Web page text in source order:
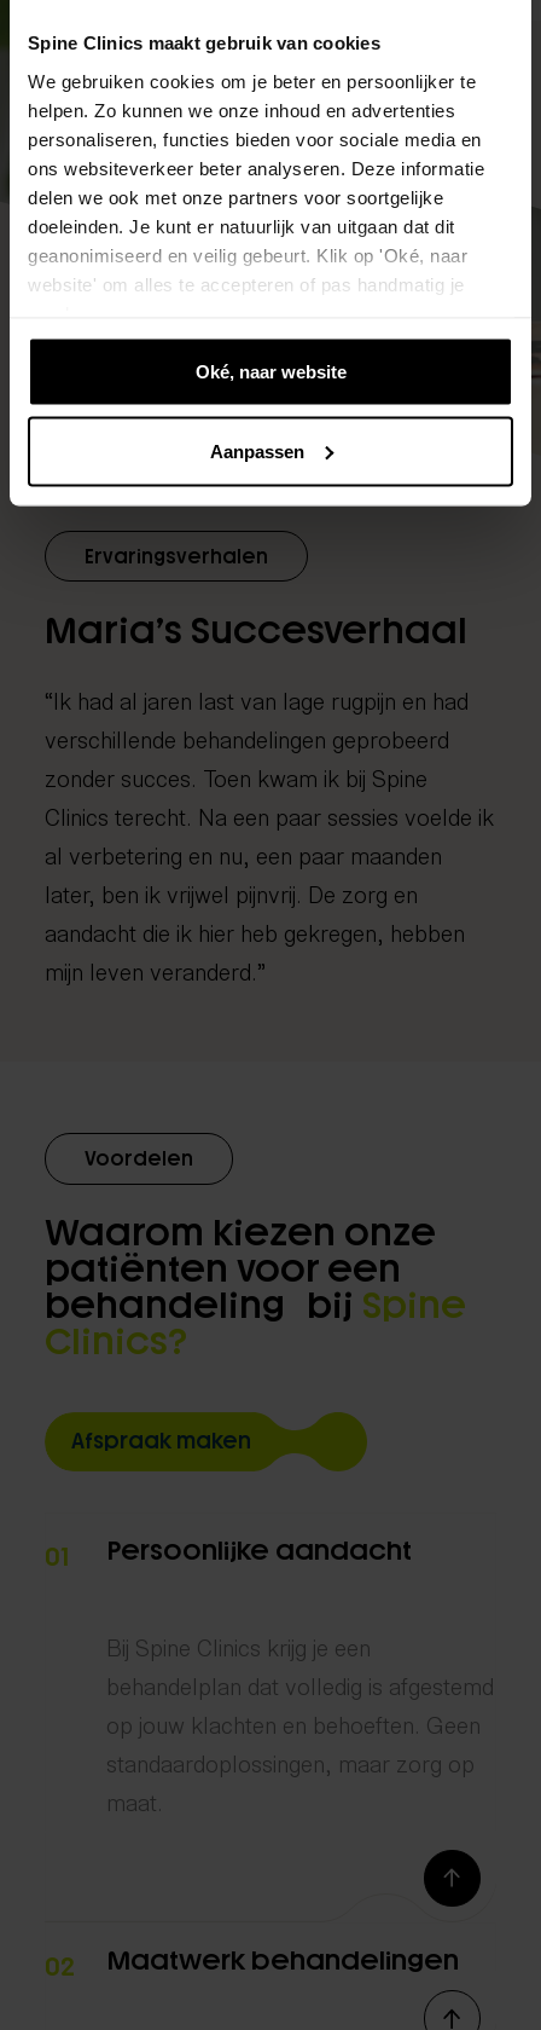
Spine Clinics maakt gebruik van cookies
We gebruiken cookies om je beter en persoonlijker te
helpen. Zo kunnen we onze inhoud en advertenties
personaliseren, functies bieden voor sociale media en
ons websiteverkeer beter analyseren. Deze informatie
delen we ook met onze partners voor soortgelijke
doeleinden. Je kunt er natuurlijk van uitgaan dat dit
geanonimiseerd en veilig gebeurt. Klik op 'Oké, naar
website' om alles te accepteren of pas handmatig je
Oké, naar website
Aanpassen
Ervaringsverhalen
Maria’s Succesverhaal
“Ik had al jaren last van lage rugpijn en had
verschillende behandelingen geprobeerd
zonder succes. Toen kwam ik bij Spine
Clinics terecht. Na een paar sessies voelde ik
al verbetering en nu, een paar maanden
later, ben ik vrijwel pijnvrij. De zorg en
aandacht die ik hier heb gekregen, hebben
mijn leven veranderd.”
Voordelen
Waarom kiezen onze
patiënten voor een
behandeling bij Spine
Clinics?
Afspraak maken
01 Persoonlijke aandacht
Bij Spine Clinics krijg je een
behandelplan dat volledig is afgestemd
op jouw klachten en behoeften. Geen
standaardoplossingen, maar zorg op
maat.
02 Maatwerk behandelingen